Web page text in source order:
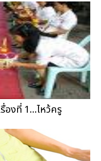
องที่ 1...ไหว้ครู